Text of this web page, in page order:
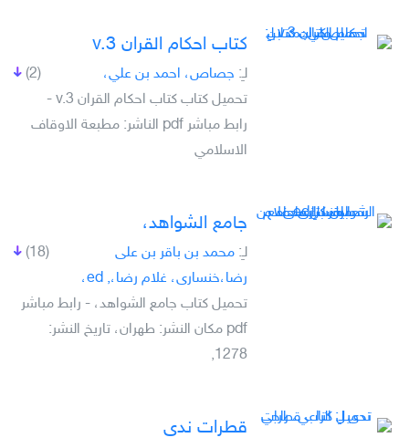
كتاب احكام القران v.3
(2) لـِ: جصاص، احمد بن علي،
تحميل كتاب كتاب احكام القران v.3 -
رابط مباشر pdf الناشر: مطبعة الاوقاف
الاسلامي
جامع الشواهد،
(18) لـِ: محمد بن باقر بن على
رضا،خنسارى، غلام رضا،, ed،
تحميل كتاب جامع الشواهد، - رابط مباشر
pdf مكان النشر: طهران، تاريخ النشر:
1278,
قطرات ندى